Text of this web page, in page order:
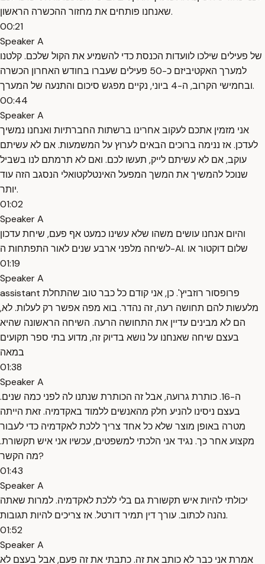
שאנחנו פותחים את מחזור ההכשרה הראשון.
00:21
Speaker A
של פעילים שילכו לוועדות הכנסת כדי להשמיע את הקול שלכם. קלטנו
למערך האקטיביזם כ-50 פעילים שעברו בחודש האחרון הכשרה
ובחמישי הקרוב, ה-4 ביוני, נקיים מפגש סיכום והתנעה של המערך.
00:44
Speaker A
אני מזמין אתכם לעקוב אחרינו ברשתות החברתיות ואנחנו נמשיך
לעדכן. אז ננימה ברוכים הבאים לערוץ על המשמעות. אם לא עשיתם
עוקב, אם לא עשיתם לייק, תעשו לכם. ואם לא תרמתם לנו בשביל
שנוכל להמשיך את המשך המפעל האינטלקטואלי הנסגב הזה עוד
יותר.
01:02
Speaker A
והיום אנחנו עושים משהו שלא עשינו כמעט אף פעם, שיחת עדכון
לשיחה מלפני ארבע שנים לאור התפתחות ה-AI. שלום דוקטור או
01:19
Speaker A
assistant פרופסור רוזביץ'. כן, אני קודם כל כבר טוב שהתחלת
מלעשות להם תחושה רעה, זה נהדר. בוא מפה אפשר רק לעלות. לא,
הם לא מבינים עדיין את התחושה הרעה. השיחה הראשונה שהיא
בעצם שיחה שאנחנו על נושא בדיוק זה, מדוע בתי ספר תקועים
במאה
01:38
Speaker A
ה-16. כותרת גרועה, אבל זה הכותרת שנתנו לה לפני כמה שנים.
בעצם ניסינו להניע חלק מהאנשים ללמוד באקדמיה. זאת הייתה
מטרה באופן מוצר שלא כל אחד צריך ללכת לאקדמיה כדי לעבור
מקצוע אחר כך. נגיד אני הלכתי למשפטים, עכשיו אני איש תקשורת.
מה הקשר?
01:43
Speaker A
יכולתי להיות איש תקשורת גם בלי ללכת לאקדמיה. למרות שאתה
נהנה לכתוב. עורך דין תמיר דורטל. אז צריכים להיות תגובות.
01:52
Speaker A
אמרת אני כבר לא כותב את זה. כתבתי את זה פעם, אבל בעצם לא